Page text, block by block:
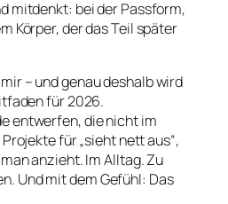
mitdenkt: bei der Passform,
Körper, der das Teil später
– und genau deshalb wird
für 2026.
entwerfen, die nicht im
für „sieht nett aus“,
anzieht. Im Alltag. Zu
Und mit dem Gefühl: Das